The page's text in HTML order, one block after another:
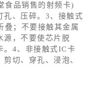
食品销售的射频卡)
、压碎。3、接触式
；不要接触其金属
源，不要使芯片脱
。4、非接触式IC卡
切、穿孔、浸泡、